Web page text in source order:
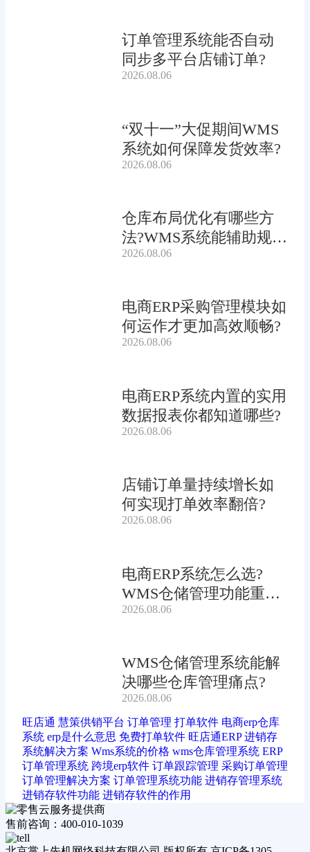
订单管理系统能否自动
同步多平台店铺订单?
2026.08.06
“双十一”大促期间WMS
系统如何保障发货效率?
2026.08.06
仓库布局优化有哪些方
法?WMS系统能辅助规划
吗?
2026.08.06
电商ERP采购管理模块如
何运作才更加高效顺畅?
2026.08.06
电商ERP系统内置的实用
数据报表你都知道哪些?
2026.08.06
店铺订单量持续增长如
何实现打单效率翻倍?
2026.08.06
电商ERP系统怎么选?
WMS仓储管理功能重要
吗?
2026.08.06
WMS仓储管理系统能解
决哪些仓库管理痛点?
2026.08.06
旺店通 慧策供销平台 订单管理 打单软件 电商erp仓库
系统 erp是什么意思 免费打单软件 旺店通ERP 进销存
系统解决方案 Wms系统的价格 wms仓库管理系统 ERP
订单管理系统 跨境erp软件 订单跟踪管理 采购订单管理
订单管理解决方案 订单管理系统功能 进销存管理系统
进销存软件功能 进销存软件的作用
售前咨询：400-010-1039